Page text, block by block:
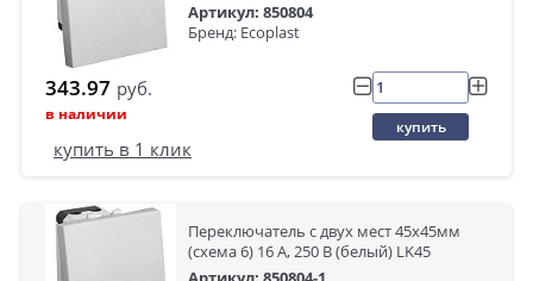
Артикул: 850804
Бренд: Ecoplast
343.97 руб.
в наличии
купить
купить в 1 клик
Переключатель с двух мест 45х45мм
(схема 6) 16 A, 250 B (белый) LK45